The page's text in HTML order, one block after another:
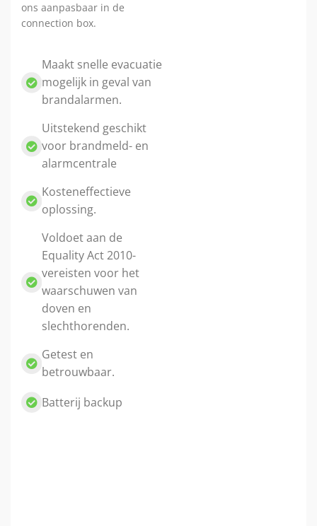
ons aanpasbaar in de
connection box.
Maakt snelle evacuatie
mogelijk in geval van
brandalarmen.
Uitstekend geschikt
voor brandmeld- en
alarmcentrale
Kosteneffectieve
oplossing.
Voldoet aan de
Equality Act 2010-
vereisten voor het
waarschuwen van
doven en
slechthorenden.
Getest en
betrouwbaar.
Batterij backup